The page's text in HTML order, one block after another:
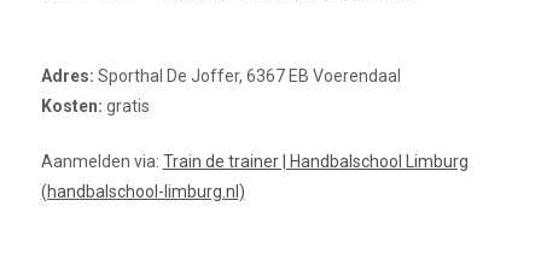
Adres: Sporthal De Joffer, 6367 EB Voerendaal
Kosten: gratis
Aanmelden via: Train de trainer | Handbalschool Limburg
(handbalschool-limburg.nl)